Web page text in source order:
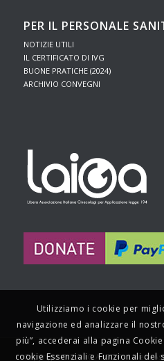
PER IL PERSONALE
NOTIZIE UTILI
IL CERTIFICATO DI IVG
BUONE PRATICHE (2024)
ARCHIVIO CONVEGNI
Copyright © L.A.I.G.A. ODV - Libera
Utilizziamo i cookie per
navigazione ed analizzare il
più”, accederai alla pagina
cookie Essenziali e Funzionali